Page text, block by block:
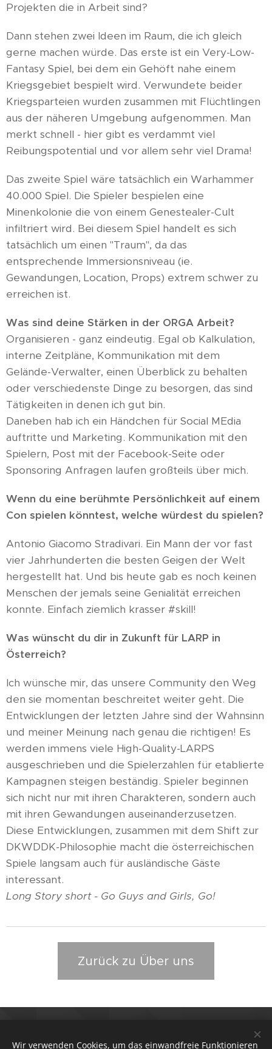
Projekten die in Arbeit sind?
Dann stehen zwei Ideen im Raum, die ich gleich
gerne machen würde. Das erste ist ein Very-Low-
Fantasy Spiel, bei dem ein Gehöft nahe einem
Kriegsgebiet bespielt wird. Verwundete beider
Kriegsparteien wurden zusammen mit Flüchtlingen
aus der näheren Umgebung aufgenommen. Man
merkt schnell - hier gibt es verdammt viel
Reibungspotential und vor allem sehr viel Drama!
Das zweite Spiel wäre tatsächlich ein Warhammer
40.000 Spiel. Die Spieler bespielen eine
Minenkolonie die von einem Genestealer-Cult
infiltriert wird. Bei diesem Spiel handelt es sich
tatsächlich um einen "Traum", da das
entsprechende Immersionsniveau (ie.
Gewandungen, Location, Props) extrem schwer zu
erreichen ist.
Was sind deine Stärken in der ORGA Arbeit?
Organisieren - ganz eindeutig. Egal ob Kalkulation,
interne Zeitpläne, Kommunikation mit dem
Gelände-Verwalter, einen Überblick zu behalten
oder verschiedenste Dinge zu besorgen, das sind
Tätigkeiten in denen ich gut bin.
Daneben hab ich ein Händchen für Social MEdia
auftritte und Marketing. Kommunikation mit den
Spielern, Post mit der Facebook-Seite oder
Sponsoring Anfragen laufen großteils über mich.
Wenn du eine berühmte Persönlichkeit auf einem
Con spielen könntest, welche würdest du spielen?
Antonio Giacomo Stradivari. Ein Mann der vor fast
vier Jahrhunderten die besten Geigen der Welt
hergestellt hat. Und bis heute gab es noch keinen
Menschen der jemals seine Genialität erreichen
konnte. Einfach ziemlich krasser #skill!
Was wünscht du dir in Zukunft für LARP in
Österreich?
Ich wünsche mir, das unsere Community den Weg
den sie momentan beschreitet weiter geht. Die
Entwicklungen der letzten Jahre sind der Wahnsinn
und meiner Meinung nach genau die richtigen! Es
werden immens viele High-Quality-LARPS
ausgeschrieben und die Spielerzahlen für etablierte
Kampagnen steigen beständig. Spieler beginnen
sich nicht nur mit ihren Charakteren, sondern auch
mit ihren Gewandungen auseinanderzusetzen.
Diese Entwicklungen, zusammen mit dem Shift zur
DKWDDK-Philosophie macht die österreichischen
Spiele langsam auch für ausländische Gäste
interessant.
Long Story short - Go Guys and Girls, Go!
Zurück zu Über uns
stammen von unseren großartigen Fotografen Förb
Wir verwenden Cookies, um das einwandfreie Funktionieren